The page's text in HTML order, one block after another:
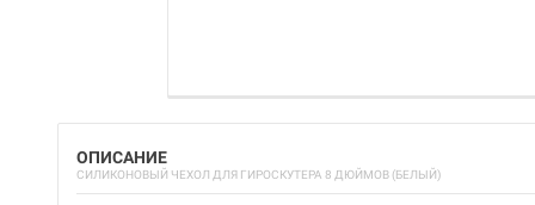
ОПИСАНИЕ
СИЛИКОНОВЫЙ ЧЕХОЛ ДЛЯ ГИРОСКУТЕРА 8 ДЮЙМОВ (БЕЛЫЙ)